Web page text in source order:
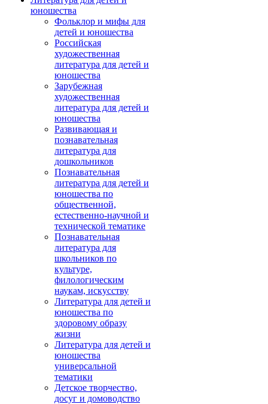
юношества
Фольклор и мифы для
детей и юношества
Российская
художественная
литература для детей и
юношества
Зарубежная
художественная
литература для детей и
юношества
Развивающая и
познавательная
литература для
дошкольников
Познавательная
литература для детей и
юношества по
общественной,
естественно-научной и
технической тематике
Познавательная
литература для
школьников по
культуре,
филологическим
наукам, искусству
Литература для детей и
юношества по
здоровому образу
жизни
Литература для детей и
юношества
универсальной
тематики
Детское творчество,
досуг и домоводство